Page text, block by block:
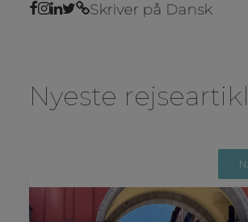
Skriver på Dansk
Nyeste